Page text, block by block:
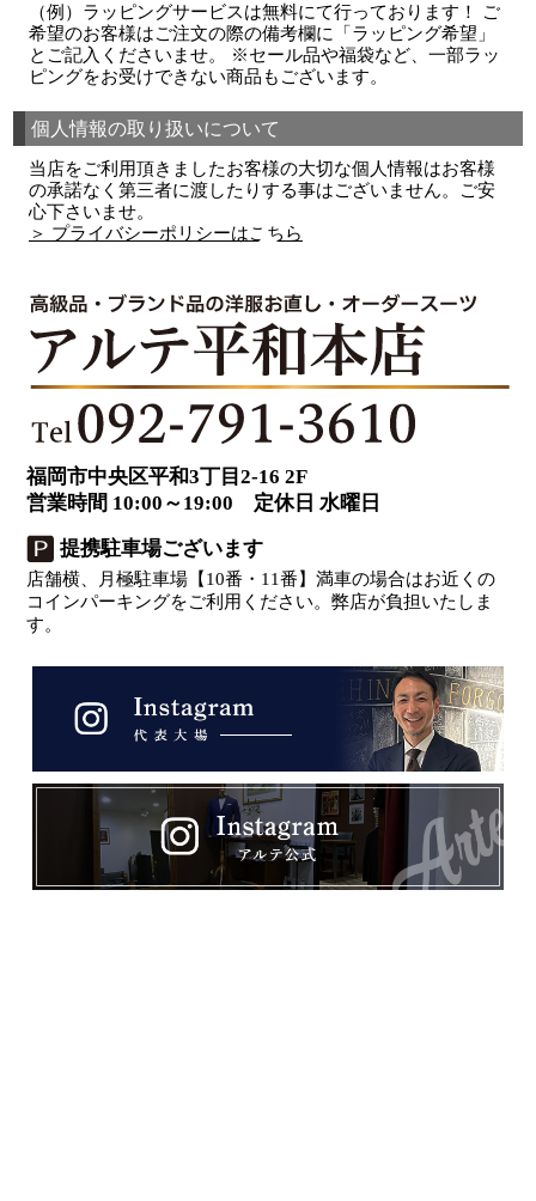
（例）ラッピングサービスは無料にて行っております！ ご
希望のお客様はご注文の際の備考欄に「ラッピング希望」
とご記入くださいませ。 ※セール品や福袋など、一部ラッ
ピングをお受けできない商品もございます。
個人情報の取り扱いについて
当店をご利用頂きましたお客様の大切な個人情報はお客様
の承諾なく第三者に渡したりする事はございません。ご安
心下さいませ。
＞ プライバシーポリシーはこちら
福岡市中央区平和3丁目2-16 2F
営業時間 10:00～19:00 定休日 水曜日
提携駐車場ございます
店舗横、月極駐車場【10番・11番】満車の場合はお近くの
コインパーキングをご利用ください。弊店が負担いたしま
す。